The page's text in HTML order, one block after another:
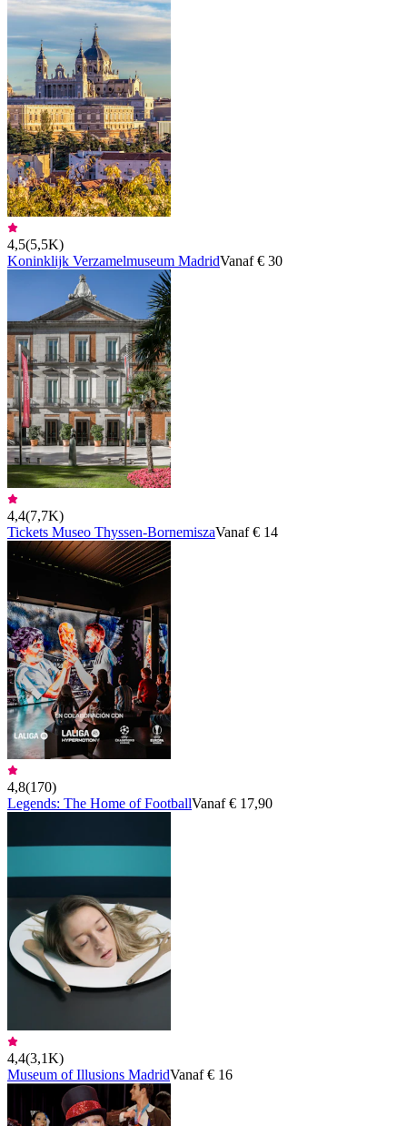
4,5(5,5K)
Koninklijk Verzamelmuseum MadridVanaf € 30
4,4(7,7K)
Tickets Museo Thyssen-BornemiszaVanaf € 14
4,8(170)
Legends: The Home of FootballVanaf € 17,90
4,4(3,1K)
Museum of Illusions MadridVanaf € 16